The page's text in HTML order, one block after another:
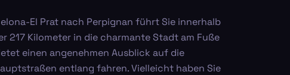
El Prat nach Perpignan führt Sie innerhalb
217 Kilometer in die charmante Stadt am Fuße
einen angenehmen Ausblick auf die
entlang fahren. Vielleicht haben Sie